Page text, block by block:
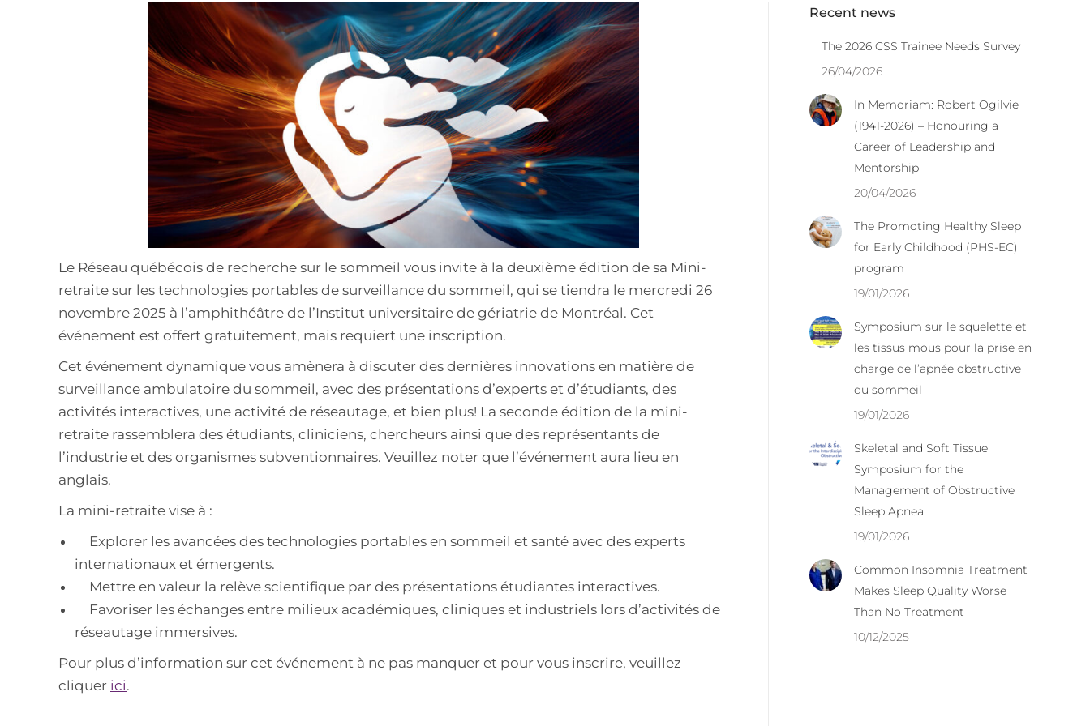
Le Réseau québécois de recherche sur le sommeil vous invite à la deuxième édition de sa Mini-
retraite sur les technologies portables de surveillance du sommeil, qui se tiendra le mercredi 26
novembre 2025 à l’amphithéâtre de l’Institut universitaire de gériatrie de Montréal. Cet
événement est offert gratuitement, mais requiert une inscription.
Cet événement dynamique vous amènera à discuter des dernières innovations en matière de
surveillance ambulatoire du sommeil, avec des présentations d’experts et d’étudiants, des
activités interactives, une activité de réseautage, et bien plus! La seconde édition de la mini-
retraite rassemblera des étudiants, cliniciens, chercheurs ainsi que des représentants de
l’industrie et des organismes subventionnaires. Veuillez noter que l’événement aura lieu en
anglais.
La mini-retraite vise à :
Explorer les avancées des technologies portables en sommeil et santé avec des experts
internationaux et émergents.
Mettre en valeur la relève scientifique par des présentations étudiantes interactives.
Favoriser les échanges entre milieux académiques, cliniques et industriels lors d’activités de
réseautage immersives.
Pour plus d’information sur cet événement à ne pas manquer et pour vous inscrire, veuillez
cliquer ici.
Recent news
The 2026 CSS Trainee Needs Survey
26/04/2026
In Memoriam: Robert Ogilvie
(1941-2026) – Honouring a
Career of Leadership and
Mentorship
20/04/2026
The Promoting Healthy Sleep
for Early Childhood (PHS-EC)
program
19/01/2026
Symposium sur le squelette et
les tissus mous pour la prise en
charge de l’apnée obstructive
du sommeil
19/01/2026
Skeletal and Soft Tissue
Symposium for the
Management of Obstructive
Sleep Apnea
19/01/2026
Common Insomnia Treatment
Makes Sleep Quality Worse
Than No Treatment
10/12/2025